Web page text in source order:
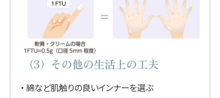
（3）その他の生活上の工夫
・ 綿など肌触りの良いインナーを選ぶ